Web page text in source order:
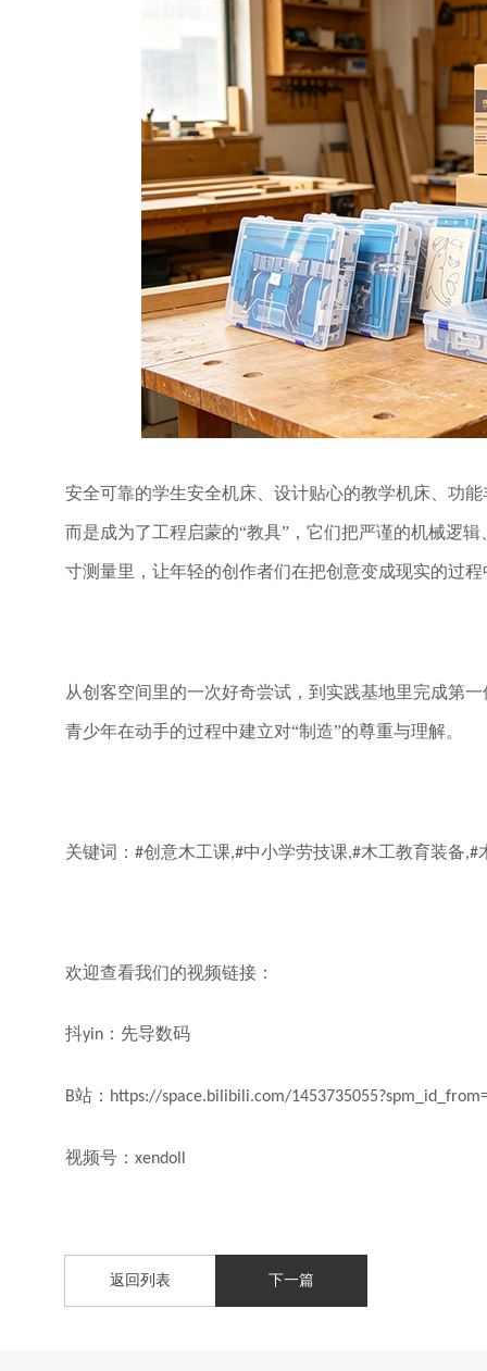
安全可靠的学生安全机床、设计贴心的教学机床、功
而是成为了工程启蒙的“教具”，它们把严谨的机械逻
寸测量里，让年轻的创作者们在把创意变成现实的过
从创客空间里的一次好奇尝试，到实践基地里完成第
青少年在动手的过程中建立对“制造”的尊重与理解。
关键词： #创意木工课,#中小学劳技课,#木工教育装备,#
欢迎查看我们的视频链接：
抖yin ：先导数码
B站： https://space.bilibili.com/
视频号： xendoll
返回列表 下一篇